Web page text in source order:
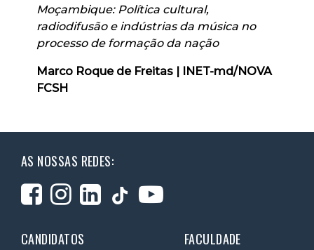
Moçambique: Política cultural,
radiodifusão e indústrias da música no
processo de formação da nação
Marco Roque de Freitas | INET-md/NOVA
FCSH
AS NOSSAS REDES:
CANDIDATOS
FACULDADE